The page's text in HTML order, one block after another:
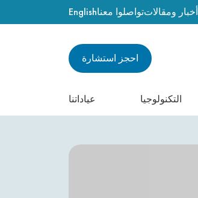
أخبار ومقالاتتواصلوا معناEnglish
احجز استشارة
التكنولوجيا عياداتنا